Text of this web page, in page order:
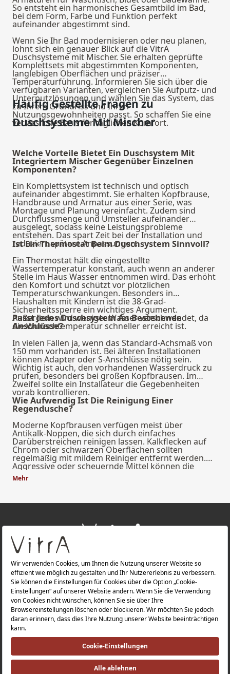
So entsteht ein harmonisches Gesamtbild im Bad,
bei dem Form, Farbe und Funktion perfekt
aufeinander abgestimmt sind.
Wenn Sie Ihr Bad modernisieren oder neu planen,
lohnt sich ein genauer Blick auf die VitrA
Duschsysteme mit Mischer. Sie erhalten geprüfte
Komplettsets mit abgestimmten Komponenten,
langlebigen Oberflächen und präziser
Temperaturführung. Informieren Sie sich über die
verfügbaren Varianten, vergleichen Sie Aufputz- und
Unterputzlösungen und wählen Sie das System, das
zu Ihrem Grundriss und Ihren
Nutzungsgewohnheiten passt. So schaffen Sie eine
verlässliche Basis für täglichen Komfort.
Häufig Gestellte Fragen zu
Duschsysteme Mit Mischer
Welche Vorteile Bietet Ein Duschsystem Mit
Integriertem Mischer Gegenüber Einzelnen
Komponenten?
Ein Komplettsystem ist technisch und optisch
aufeinander abgestimmt. Sie erhalten Kopfbrause,
Handbrause und Armatur aus einer Serie, was
Montage und Planung vereinfacht. Zudem sind
Durchflussmenge und Umsteller aufeinander
ausgelegt, sodass keine Leistungsprobleme
entstehen. Das spart Zeit bei der Installation und
reduziert spätere Anpassungen.
Ist Ein Thermostat Beim Duschsystem Sinnvoll?
Ein Thermostat hält die eingestellte
Wassertemperatur konstant, auch wenn an anderer
Stelle im Haus Wasser entnommen wird. Das erhöht
den Komfort und schützt vor plötzlichen
Temperaturschwankungen. Besonders in
Haushalten mit Kindern ist die 38-Grad-
Sicherheitssperre ein wichtiges Argument.
Außerdem wird weniger Wasser verschwendet, da
die Wunschtemperatur schneller erreicht ist.
Passt Jedes Duschsystem An Bestehende
Anschlüsse?
In vielen Fällen ja, wenn das Standard-Achsmaß von
150 mm vorhanden ist. Bei älteren Installationen
können Adapter oder S-Anschlüsse nötig sein.
Wichtig ist auch, den vorhandenen Wasserdruck zu
prüfen, besonders bei großen Kopfbrausen. Im
Zweifel sollte ein Installateur die Gegebenheiten
vorab kontrollieren.
Wie Aufwendig Ist Die Reinigung Einer
Regendusche?
Moderne Kopfbrausen verfügen meist über
Antikalk-Noppen, die sich durch einfaches
Darüberstreichen reinigen lassen. Kalkflecken auf
Chrom oder schwarzen Oberflächen sollten
regelmäßig mit mildem Reiniger entfernt werden.
Aggressive oder scheuernde Mittel können die
Beschichtung beschädigen. Mit regelmäßiger Pflege
bleibt die Funktion über viele Jahre erhalten.
Mehr
ÜBER UNS
PRODUKTE